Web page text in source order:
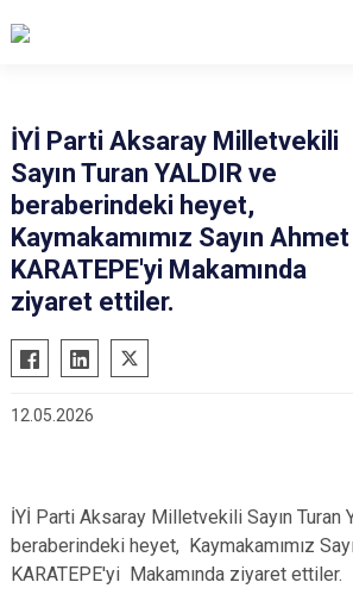
Ağaçören
Eskil
Gülağaç
Güzelyurt
Ortaköy
Sarıyahşi
Sultanhanı
İYİ Parti Aksaray Milletvekili
Sayın Turan YALDIR ve
beraberindeki heyet,
Kaymakamımız Sayın Ahmet
KARATEPE'yi Makamında
ziyaret ettiler.
12.05.2026
İYİ Parti Aksaray Milletvekili Sayın Turan
beraberindeki heyet, Kaymakamımız
KARATEPE'yi Makamında ziyaret ettiler.